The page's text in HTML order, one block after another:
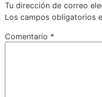
Tu dirección de correo
Los campos obligatorios
Comentario *